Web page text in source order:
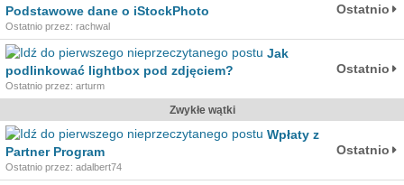
Podstawowe dane o iStockPhoto
Ostatnio przez: rachwal
Ostatnio
Jak
podlinkować lightbox pod zdjęciem?
Ostatnio przez: arturm
Ostatnio
Zwykłe wątki
Wpłaty z
Partner Program
Ostatnio przez: adalbert74
Ostatnio